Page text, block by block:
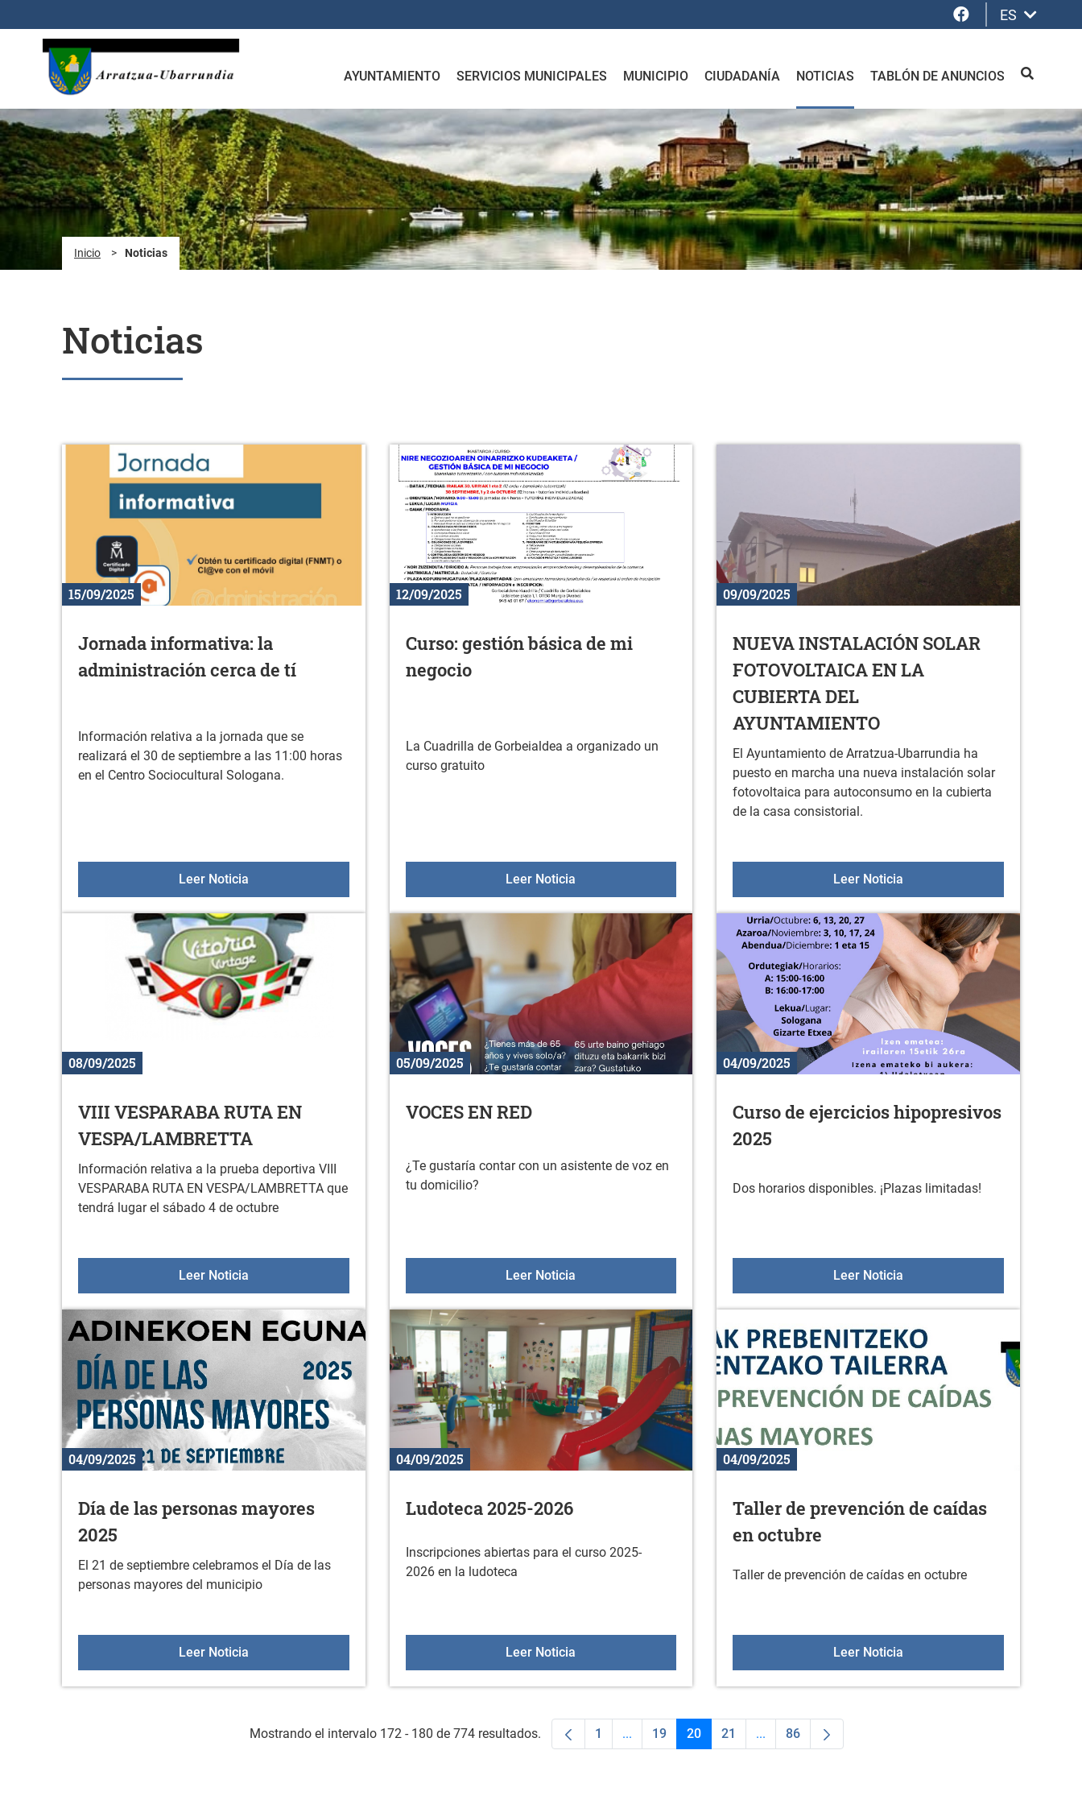
Facebook
ES
AYUNTAMIENTO SERVICIOS MUNICIPALES MUNICIPIO CIUDADANÍA NOTICIAS TABLÓN DE ANUNCIOS BUSCAR
Inicio > Noticias
Noticias
15/09/2025
Jornada informativa: la
administración cerca de tí
Información relativa a la jornada que se
realizará el 30 de septiembre a las 11:00 horas
en el Centro Sociocultural Sologana.
Leer NoticiaJornada informativa: la administración cerca de tí
12/09/2025
Curso: gestión básica de mi
negocio
La Cuadrilla de Gorbeialdea a organizado un
curso gratuito
Leer Noticia
09/09/2025
NUEVA INSTALACIÓN SOLAR
FOTOVOLTAICA EN LA
CUBIERTA DEL
AYUNTAMIENTO
El Ayuntamiento de Arratzua-Ubarrundia ha
puesto en marcha una nueva instalación solar
fotovoltaica para autoconsumo en la cubierta
de la casa consistorial.
Leer Noticia
08/09/2025
VIII VESPARABA RUTA EN
VESPA/LAMBRETTA
Información relativa a la prueba deportiva VIII
VESPARABA RUTA EN VESPA/LAMBRETTA que
tendrá lugar el sábado 4 de octubre
Leer NoticiaVIII VESPARABA RUTA EN VESPA/LAMBRETTA
05/09/2025
VOCES EN RED
¿Te gustaría contar con un asistente de voz en
tu domicilio?
Leer Noticia
04/09/2025
Curso de ejercicios hipopresivos
2025
Dos horarios disponibles. ¡Plazas limitadas!
Leer Noticia
04/09/2025
Día de las personas mayores
2025
El 21 de septiembre celebramos el Día de las
personas mayores del municipio
Leer NoticiaDía de las personas mayores 2025
04/09/2025
Ludoteca 2025-2026
Inscripciones abiertas para el curso 2025-
2026 en la ludoteca
Leer Noticia
04/09/2025
Taller de prevención de caídas
en octubre
Taller de prevención de caídas en octubre
Leer Noticia
Mostrando el intervalo 172 - 180 de 774 resultados. Página
1 ...Páginas intermedias Use TAB para desplazarse.
Página
19 Página
20 Página
21 ...Páginas intermedias Use TAB para desplazarse.
Página
86